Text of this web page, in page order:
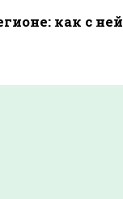
как с ней